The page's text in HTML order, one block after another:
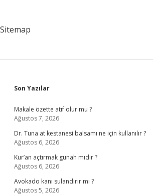
Sitemap
Sidebar
Son Yazılar
Makale özette atıf olur mu ?
Ağustos 7, 2026
Dr. Tuna at kestanesi balsamı ne için kullanılır ?
Ağustos 6, 2026
Kur’an açtırmak günah mıdır ?
Ağustos 6, 2026
Avokado kanı sulandırır mı ?
Ağustos 5, 2026